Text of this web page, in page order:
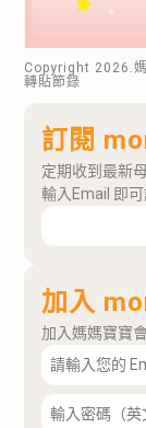
Copyright 2026 .
轉貼節錄
訂閱
定期收到最新
輸入Email 即
加入
加入媽媽寶寶